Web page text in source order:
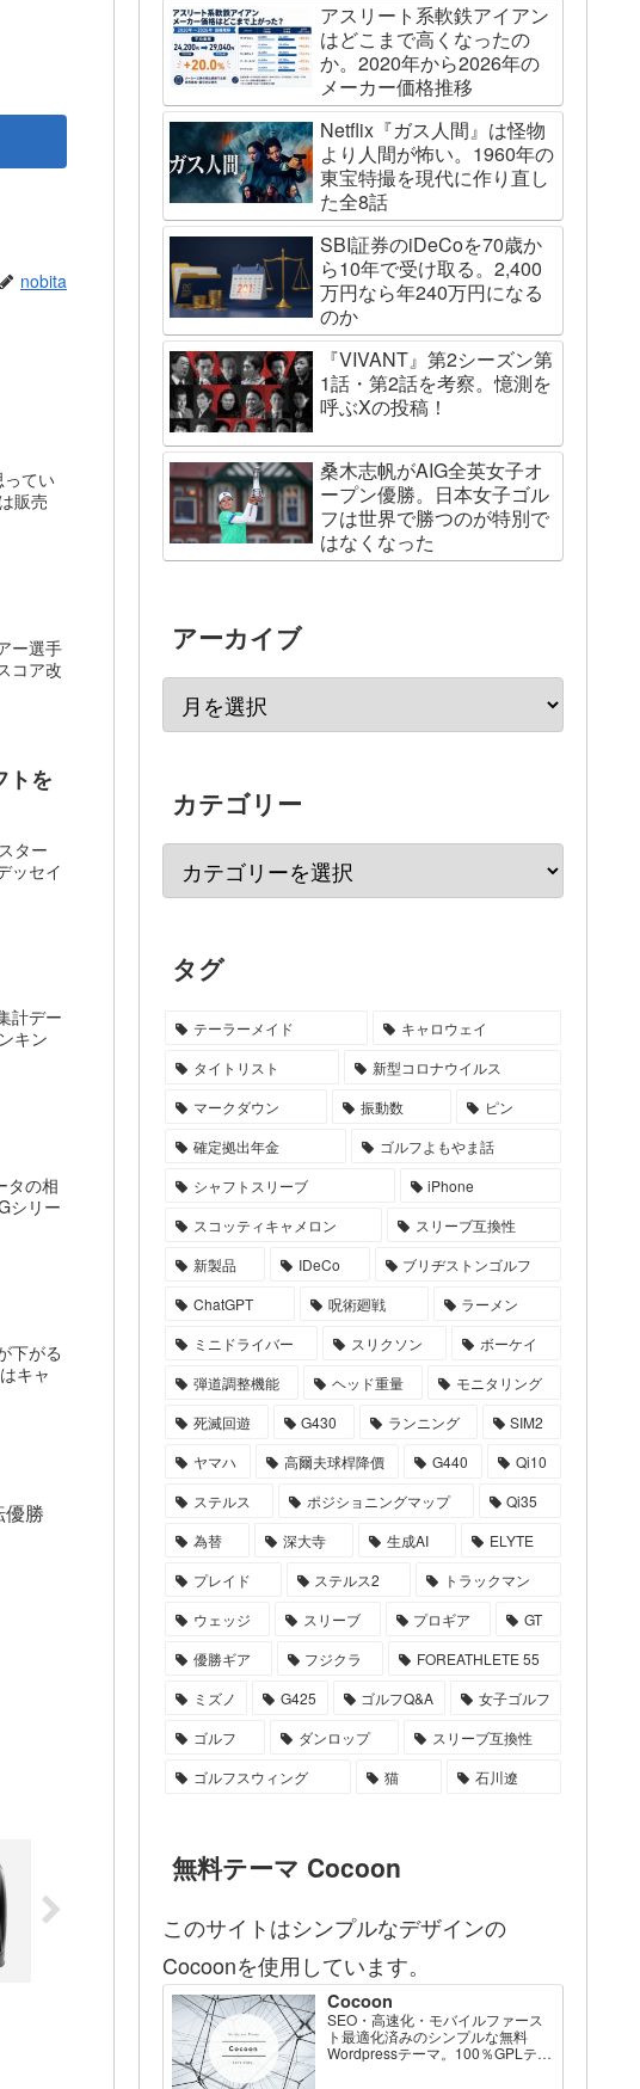
nobita
ってい
販売
ー選手
コア改
トを
ター
ッセイ
計デー
キン
タの相
シリー
下がる
キャ
勝
アスリート系軟鉄アイアン
はどこまで高くなったの
か。2020年から2026年の
メーカー価格推移
Netflix『ガス人間』は怪物
より人間が怖い。1960年の
東宝特撮を現代に作り直し
た全8話
SBI証券のiDeCoを70歳か
ら10年で受け取る。2,400
万円なら年240万円になる
のか
『VIVANT』第2シーズン第
1話・第2話を考察。憶測を
呼ぶXの投稿！
桑木志帆がAIG全英女子オ
ープン優勝。日本女子ゴル
フは世界で勝つのが特別で
はなくなった
アーカイブ
カテゴリー
タグ
テーラーメイド
キャロウェイ
タイトリスト
新型コロナウイルス
マークダウン
振動数
ピン
確定拠出年金
ゴルフよもやま話
シャフトスリーブ
iPhone
スコッティキャメロン
スリーブ互換性
新製品
IDeCo
ブリヂストンゴルフ
ChatGPT
呪術廻戦
ラーメン
ミニドライバー
スリクソン
ボーケイ
弾道調整機能
ヘッド重量
モニタリング
死滅回遊
G430 ランニング
SIM2
ヤマハ
高爾夫球桿降價 G440
Qi10
ステルス
ポジショニングマップ
Qi35
為替
深大寺 生成AI
ELYTE
プレイド
ステルス2
トラックマン
ウェッジ
スリーブ プロギア
GT
優勝ギア
フジクラ
FOREATHLETE 55
ミズノ
G425 ゴルフQ&A
女子ゴルフ
ゴルフ
ダンロップ
スリーブ互換性
ゴルフスウィング
猫 石川遼
無料テーマ Cocoon
このサイトはシンプルなデザインの
Cocoonを使用しています。
Cocoon
SEO・高速化・モバイルファース
ト最適化済みのシンプルな無料
Wordpressテーマ。100％GPLテー